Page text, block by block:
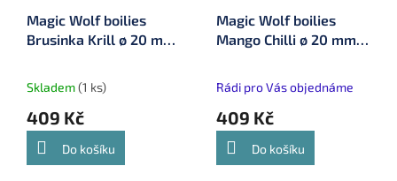
Magic Wolf boilies
Brusinka Krill ø 20 mm
Skladem(1 ks)
409 Kč
Do košíku
Magic Wolf boilies
Mango Chilli ø 20 mm 5
Rádi pro Vás objednáme
409 Kč
Do košíku